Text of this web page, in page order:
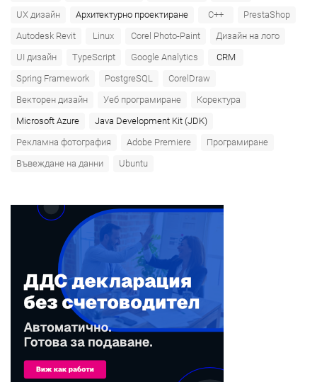
UX дизайн
Архитектурно проектиране C++
PrestaShop
Autodesk Revit
Linux Corel Photo-Paint
Дизайн на лого
UI дизайн
TypeScript Google Analytics
CRM
Spring Framework
PostgreSQL
CorelDraw
Векторен дизайн
Уеб програмиране
Коректура
Microsoft Azure‎
Java Development Kit (JDK)
Рекламна фотография
Adobe Premiere
Програмиране
Въвеждане на данни
Ubuntu